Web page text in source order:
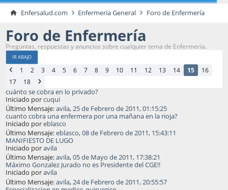
Enfersalud.com Enfermería General Foro de Enfermería
Foro de Enfermería
Preguntas, respuestas y anuncios sobre cualquier tema de Enfermería.
IR ABAJO
1 2 3 4 5 6 7 8 9 10 11 12 13 14 15
16
17
18
cuánto se cobra en lo privado?
Iniciado porcuqui
Último Mensaje:avila,25 de Febrero de 2011, 01:15:25
cuanto cobra una enfermera por una mañana en la rioja?
Iniciado poreblasco
Último Mensaje:eblasco,08 de Febrero de 2011, 15:43:11
MANIFIESTO DE LUGO
Iniciado poravila
Último Mensaje:avila,05 de Mayo de 2011, 17:38:21
Máximo Gonzalez Jurado no es Presidente del CGE!!
Iniciado poravila
Último Mensaje:avila,24 de Febrero de 2011, 20:55:57